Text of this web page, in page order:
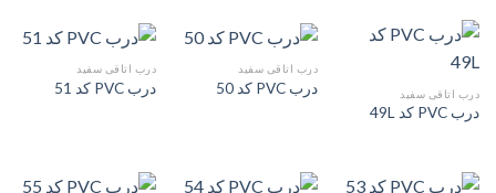
درب اتاقی سفید
درب PVC کد 49L
درب اتاقی سفید
درب PVC کد 50
درب اتاقی سفید
درب PVC کد 51